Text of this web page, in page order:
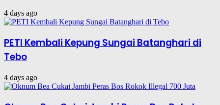
4 days ago
PETI Kembali Kepung Sungai Batanghari di
Tebo
4 days ago